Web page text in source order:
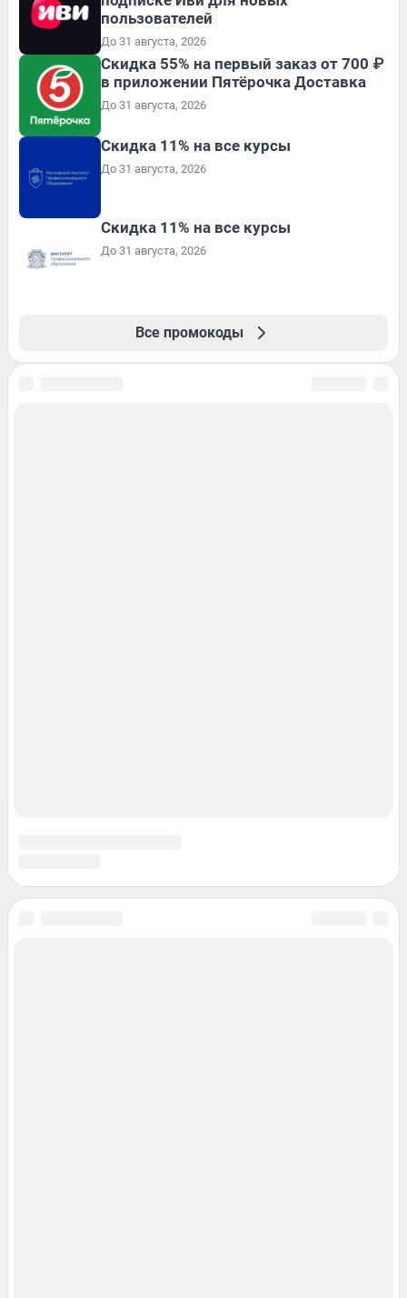
пользователей
До 31 августа, 2026
Скидка 55% на первый заказ от 700 ₽
в приложении Пятёрочка Доставка
До 31 августа, 2026
Скидка 11% на все курсы
До 31 августа, 2026
Скидка 11% на все курсы
До 31 августа, 2026
Все промокоды